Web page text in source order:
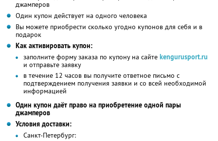
джамперов
Один купон действует на одного человека
Вы можете приобрести сколько угодно купонов для себя и в
подарок
Как активировать купон:
заполните форму заказа по купону на сайте kengurusport.ru
и отправьте заявку
в течение 12 часов вы получите ответное письмо с
подтверждением получения заявки и со всей необходимой
информацией
Один купон даёт право на приобретение одной пары
джамперов
Условия доставки:
Санкт-Петербург: